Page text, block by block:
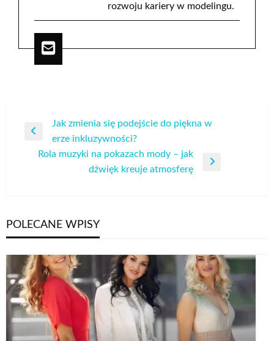
rozwoju kariery w modelingu.
Nawigacja
wpisu
Poprzedni
wpis
Jak zmienia się podejście do piękna w
erze inkluzywności?
Rola muzyki na pokazach mody – jak
dźwięk kreuje atmosferę
POLECANE WPISY